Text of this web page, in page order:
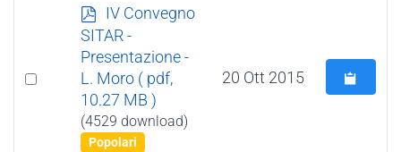
Select
p
d
f
IV Convegno
SITAR -
Presentazione -
L. Moro ( pdf,
10.27 MB )
(4529 download)
Popolari
20 Ott 2015